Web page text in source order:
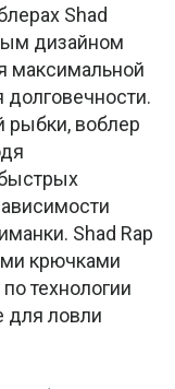
Shad
дизайном
максимальной
долговечности.
рыбки, воблер
Shad Rap
крючками
технологии
для ловли